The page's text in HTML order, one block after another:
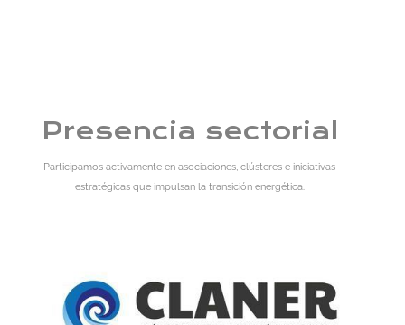
Presencia sectorial
Participamos activamente en asociaciones, clústeres e iniciativas
estratégicas que impulsan la transición energética.